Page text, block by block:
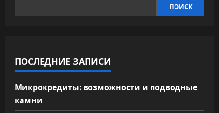
ПОИСК
ПОСЛЕДНИЕ ЗАПИСИ
Микрокредиты: возможности и подводные
камни